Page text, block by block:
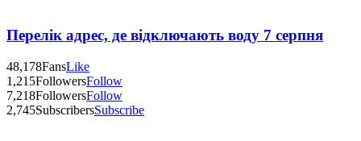
Перелік адрес, де відключають воду 7 серпня
48,178FansLike
1,215FollowersFollow
7,218FollowersFollow
2,745SubscribersSubscribe